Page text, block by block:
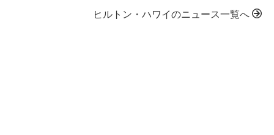
ヒルトン・ハワイのニュース一覧へ